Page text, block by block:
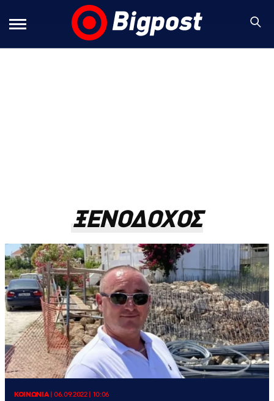
ΞΕΝΟΔΟΧΟΣ
ΚΟΙΝΩΝΙΑ|06.09.2022 | 10:06